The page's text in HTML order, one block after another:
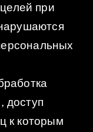
при
доступ
к которым